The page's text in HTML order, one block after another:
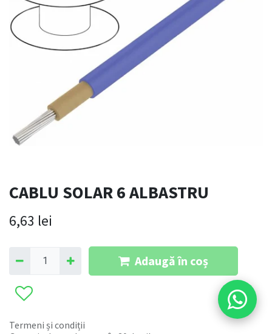
CABLU SOLAR 6 ALBASTRU
6,63 lei
Adaugă în coș
Termeni și condiții